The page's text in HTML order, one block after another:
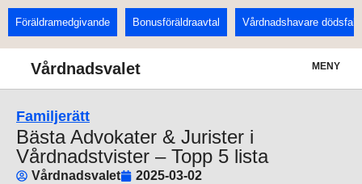
Föräldramedgivande Bonusföräldraavtal Vårdnadshavare dödsfall
Vårdnadsvalet MENY
Familjerätt
Bästa Advokater & Jurister i
Vårdnadstvister – Topp 5 lista
Vårdnadsvalet 2025-03-02